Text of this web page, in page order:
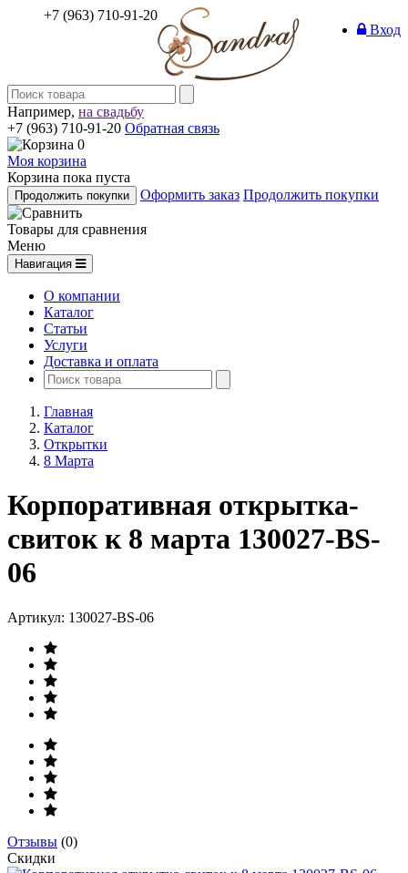
+7 (963) 710-91-20
Вход
Например, на свадьбу
+7 (963) 710-91-20 Обратная связь
0
Моя корзина
Корзина пока пуста
Продолжить покупки Оформить заказ Продолжить покупки
Товары для сравнения
Меню
Навигация
О компании
Каталог
Статьи
Услуги
Доставка и оплата
Главная
Каталог
Открытки
8 Марта
Корпоративная открытка-
свиток к 8 марта 130027-BS-
06
Артикул: 130027-BS-06
Отзывы (0)
Скидки